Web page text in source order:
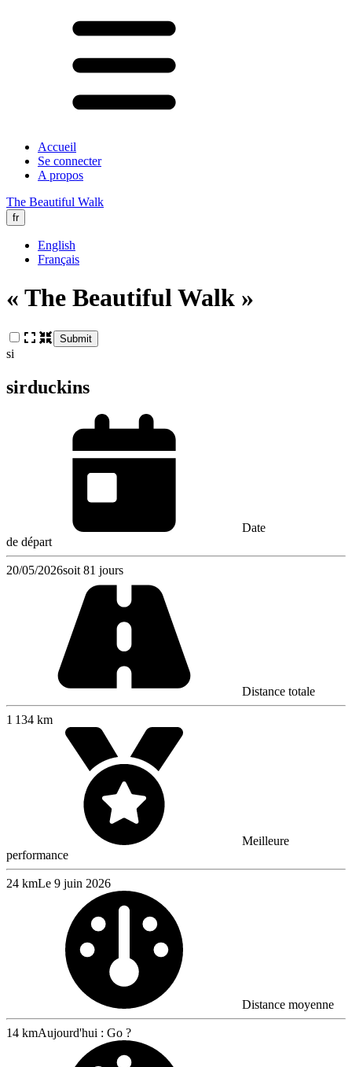
Accueil
Se connecter
A propos
The Beautiful Walk
fr
English
Français
« The Beautiful Walk »
Submit
si
sirduckins
Date
de départ
20/05/2026soit 81 jours
Distance totale
1 134 km
Meilleure
performance
24 kmLe 9 juin 2026
Distance moyenne
14 kmAujourd'hui : Go ?